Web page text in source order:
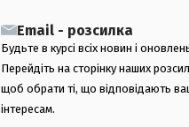
Email - розсилка
Будьте в курсі всіх новин і
Перейдіть на сторінку наших
щоб обрати ті, що відповідають
інтересам.